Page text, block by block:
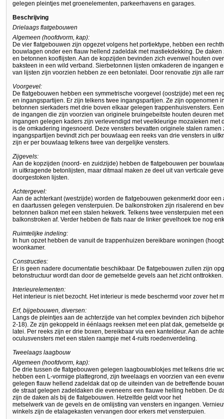
gelegen pleintjes met groenelementen, parkeerhavens en garages.
Beschrijving
Drielaags flatgebouwen
Algemeen (hoofdvorm, kap):
De vier flatgebouwen zijn opgezet volgens het portiektype, hebben een
bouwlagen onder een flauw hellend zadeldak met mastiekdekking. De
en betonnen kooflijsten. Aan de kopzijden bevinden zich evenwel houten
baksteen in een wild verband. Sierbetonnen lijsten omkaderen de ingangen
van lijsten zijn voorzien hebben ze een betonlatei. Door renovatie zijn alle
Voorgevel:
De flatgebouwen hebben een symmetrische voorgevel (oostzijde) met een
en ingangspartijen. Er zijn telkens twee ingangspartijen. Ze zijn opgenomen
betonnen sierkaders met drie boven elkaar gelegen trappenhuisvensters.
de ingangen die zijn voorzien van originele bruingebeitste houten deuren
ingangen gelegen kaders zijn verlevendigd met veelkleurige mozaïeken met
is de omkadering ingesnoerd. Deze vensters bevatten originele stalen
ingangspartijen bevindt zich per bouwlaag een reeks van drie vensters in
zijn er per bouwlaag telkens twee van dergelijke vensters.
Zijgevels:
Aan de kopzijden (noord- en zuidzijde) hebben de flatgebouwen per
in uitkragende betonlijsten, maar ditmaal maken ze deel uit van verticale
doorgestoken lijsten.
Achtergevel:
Aan de achterkant (westzijde) worden de flatgebouwen gekenmerkt door
en daartussen gelegen vensterpuien. De balkonstroken zijn risalerend en
betonnen balkon met een stalen hekwerk. Telkens twee vensterpuien met
balkonstroken af. Verder hebben de flats naar de linker gevelhoek toe nog
Ruimtelijke indeling:
In hun opzet hebben de vanuit de trappenhuizen bereikbare woningen
woonkamer.
Constructies:
Er is geen nadere documentatie beschikbaar. De flatgebouwen zullen zijn
betonstructuur wordt dan door de gemetselde gevels aan het zicht onttrokken.
Interieurelementen:
Het interieur is niet bezocht. Het interieur is mede beschermd voor zover het
Erf, bijgebouwen, diversen:
Langs de pleintjes aan de achterzijde van het complex bevinden zich
2-18). Ze zijn gekoppeld in éénlaags reeksen met een plat dak, gemetselde
latei. Per reeks zijn er drie boxen, bereikbaar via een kanteldeur. Aan de
oculusvensters met een stalen raampje met 4-ruits roedenverdeling.
Tweelaags laagbouw
Algemeen (hoofdvorm, kap):
De drie tussen de flatgebouwen gelegen laagbouwblokjes met telkens drie
hebben een L-vormige plattegrond, zijn tweelaags en voorzien van een
gelegen flauw hellend zadeldak dat op de uiteinden van de betreffende
de straat gelegen zadeldaken die eveneens een flauwe helling hebben. De
zijn de daken als bij de flatgebouwen. Hetzelfde geldt voor het
metselwerk van de gevels en de omlijsting van vensters en ingangen.
winkels zijn de etalagekasten vervangen door erkers met vensterpuien.